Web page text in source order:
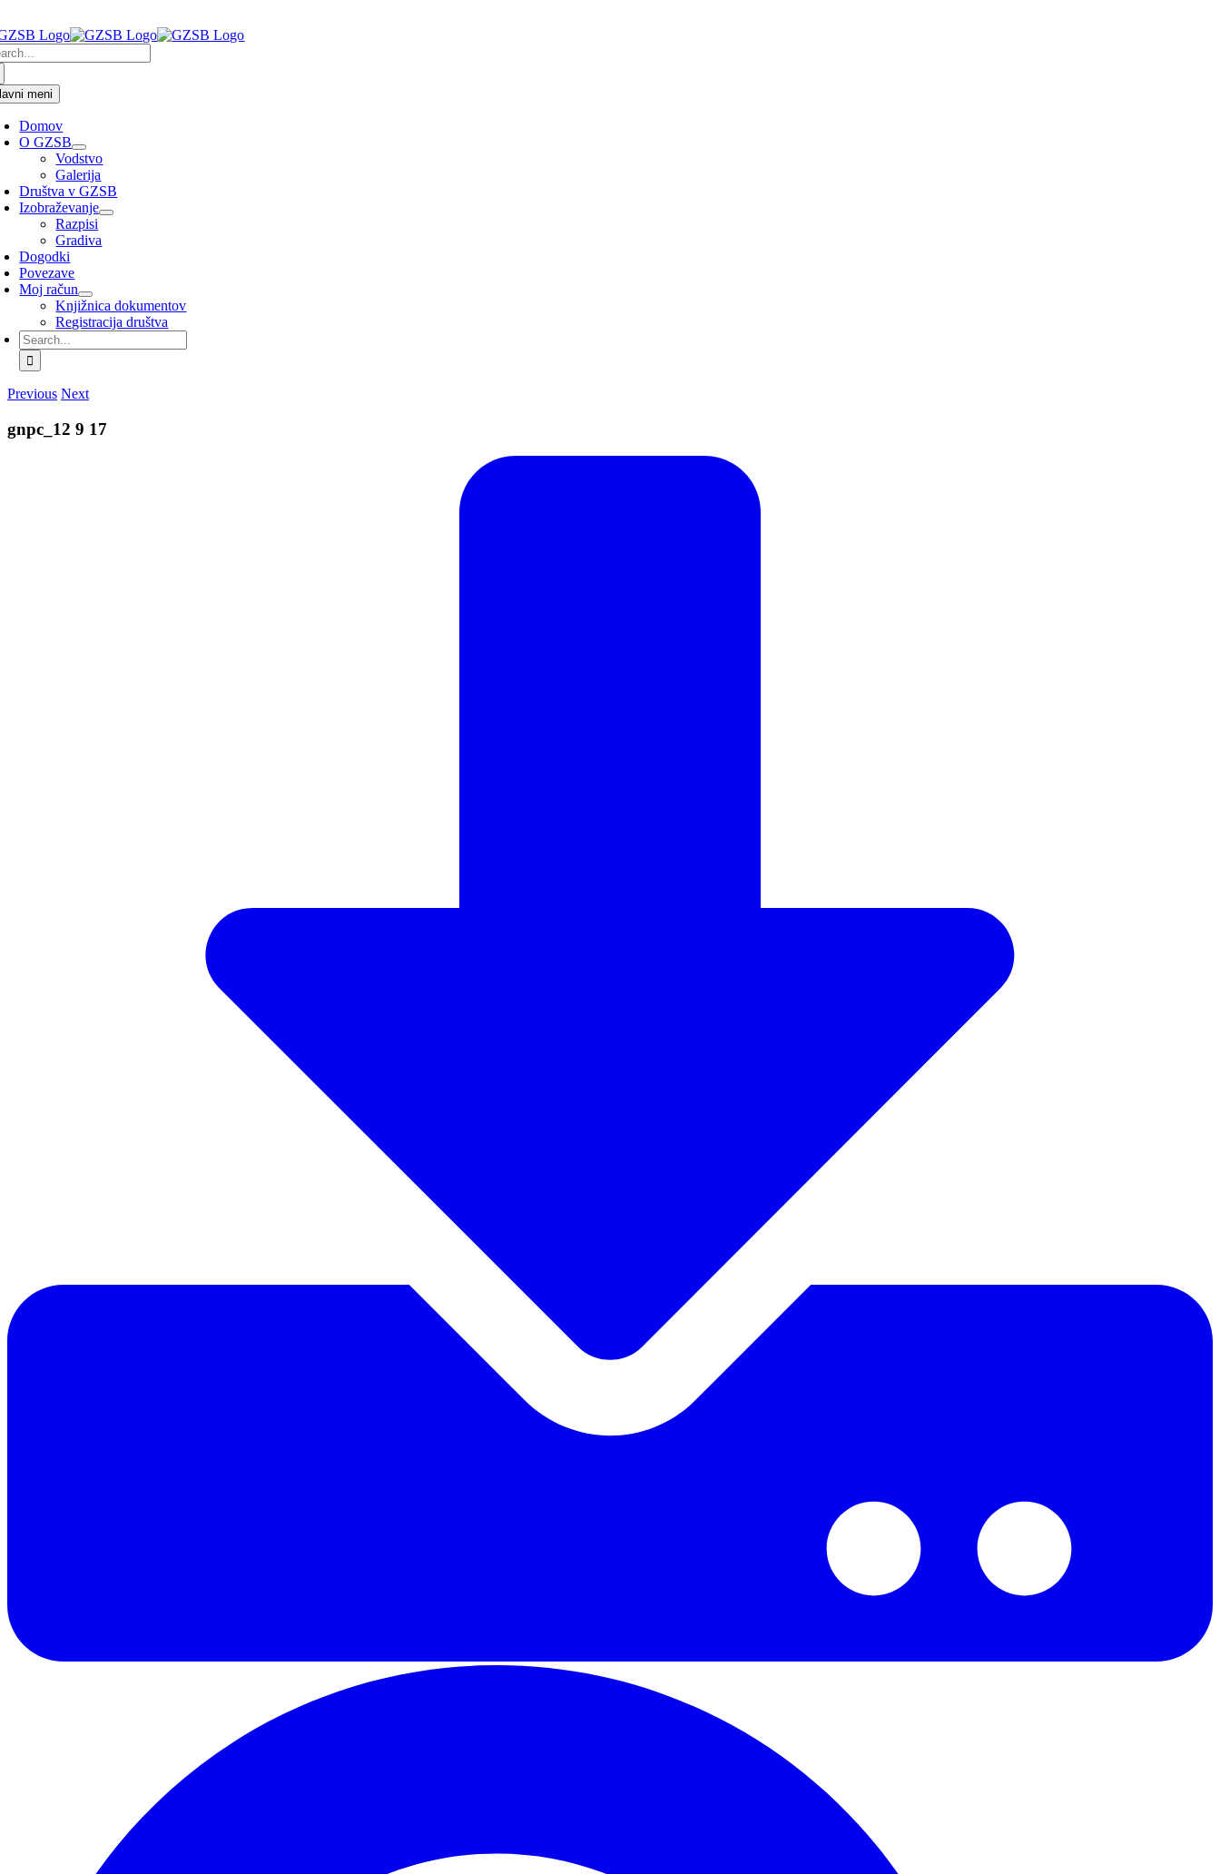
Skip
to
content
meni
Domov
O GZSB
Vodstvo
Galerija
Društva v GZSB
Izobraževanje
Razpisi
Gradiva
Dogodki
Povezave
Moj račun
Knjižnica dokumentov
Registracija društva
Search
for:
Previous Next
gnpc_12 9 17